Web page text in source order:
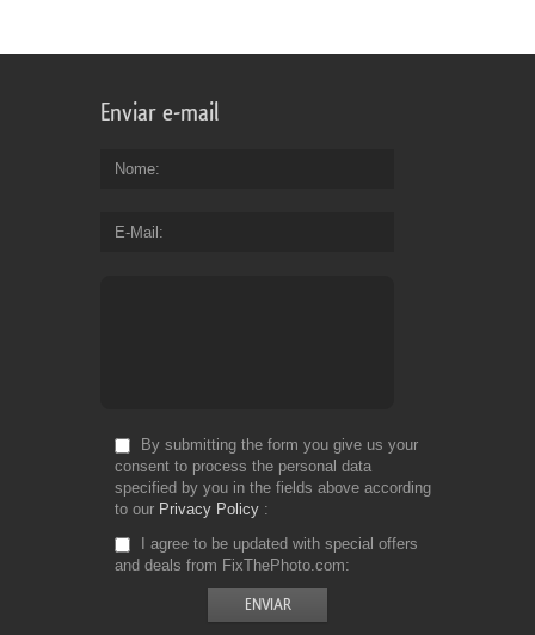
Enviar e-mail
Nome
E-Mail
By submitting the form you give us your
consent to process the personal data
specified by you in the fields above according
to our Privacy Policy
I agree to be updated with special offers
and deals from FixThePhoto.com